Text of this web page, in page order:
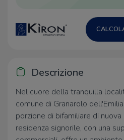
Descrizione
Nel cuore della tranquilla
comune di Granarolo
porzione di bifamiliare di
residenza signorile, con una